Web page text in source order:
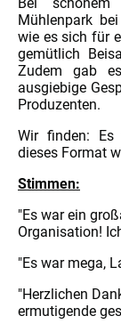
Bei
Mühlenpark
wie es sich für
gemütlich
Zudem gab
ausgiebige
Produzenten.
Wir finden: Es
dieses Format
Stimmen:
"Es war ein
Organisation!
"Es war mega,
"Herzlichen
ermutigende